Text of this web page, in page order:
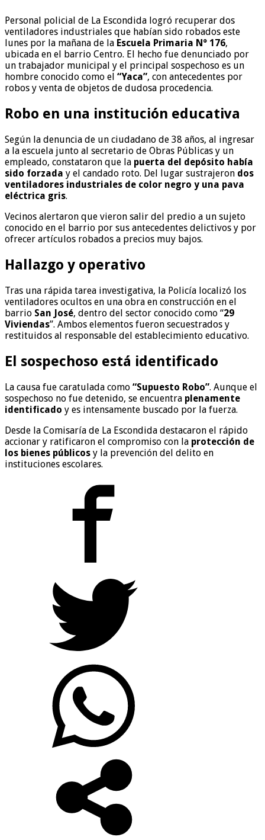
Personal policial de La Escondida logró recuperar dos
ventiladores industriales que habían sido robados este
lunes por la mañana de la Escuela Primaria N° 176,
ubicada en el barrio Centro. El hecho fue denunciado por
un trabajador municipal y el principal sospechoso es un
hombre conocido como el “Yaca”, con antecedentes por
robos y venta de objetos de dudosa procedencia.
Robo en una institución educativa
Según la denuncia de un ciudadano de 38 años, al ingresar
a la escuela junto al secretario de Obras Públicas y un
empleado, constataron que la puerta del depósito había
sido forzada y el candado roto. Del lugar sustrajeron dos
ventiladores industriales de color negro y una pava
eléctrica gris.
Vecinos alertaron que vieron salir del predio a un sujeto
conocido en el barrio por sus antecedentes delictivos y por
ofrecer artículos robados a precios muy bajos.
Hallazgo y operativo
Tras una rápida tarea investigativa, la Policía localizó los
ventiladores ocultos en una obra en construcción en el
barrio San José, dentro del sector conocido como “29
Viviendas”. Ambos elementos fueron secuestrados y
restituidos al responsable del establecimiento educativo.
El sospechoso está identificado
La causa fue caratulada como “Supuesto Robo”. Aunque el
sospechoso no fue detenido, se encuentra plenamente
identificado y es intensamente buscado por la fuerza.
Desde la Comisaría de La Escondida destacaron el rápido
accionar y ratificaron el compromiso con la protección de
los bienes públicos y la prevención del delito en
instituciones escolares.